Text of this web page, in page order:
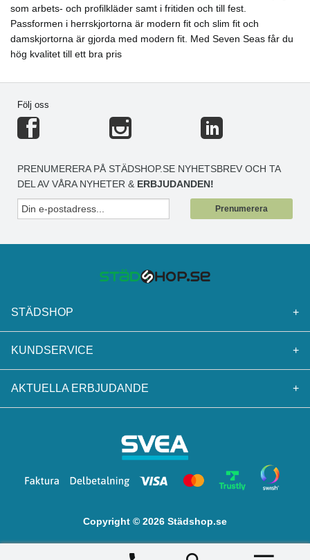
som arbets- och profilkläder samt i fritiden och till fest.
Passformen i herrskjortorna är modern fit och slim fit och
damskjortorna är gjorda med modern fit. Med Seven Seas får du
hög kvalitet till ett bra pris
Följ oss
PRENUMERERA PÅ STÄDSHOP.SE NYHETSBREV OCH TA
DEL AV VÅRA NYHETER & ERBJUDANDEN!
Prenumerera
STÄDSHOP +
KUNDSERVICE +
AKTUELLA ERBJUDANDE +
Copyright © 2026 Städshop.se